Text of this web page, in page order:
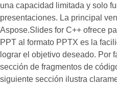
una capacidad limitada y solo
presentaciones. La principal
Aspose.Slides for C++ ofrece
PPT al formato PPTX es la
lograr el objetivo deseado. Por
sección de fragmentos de
siguiente sección ilustra